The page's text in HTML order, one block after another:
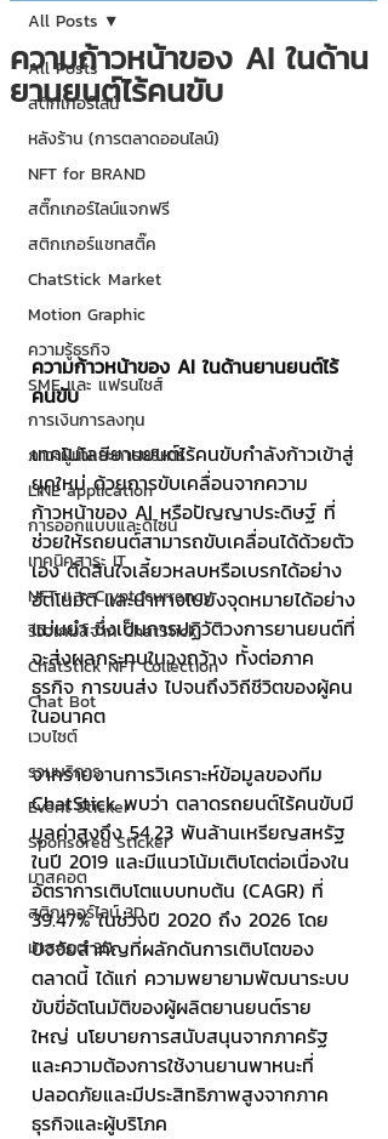
All Posts
สติกเกอร์ไลน์
หลังร้าน (การตลาดออนไลน์)
NFT for BRAND
สติ๊กเกอร์ไลน์แจกฟรี
สติกเกอร์แชทสติ๊ค
ChatStick Market
Motion Graphic
ความรู้ธุรกิจ
SME และ แฟรนไชส์
การเงินการลงทุน
ภาวะผู้นำและการบริหาร
LINE application
การออกแบบและดีไซน์
เทคนิคสาระ IT
NFT และ Cryptocurrency
รีวิวเกมส์จาก ChatStick
ChatStick NFT Collection
Chat Bot
เวบไซต์
รวมบริการ
Event Sticker
Sponsored Sticker
มาสคอต
สติกเกอร์ไลน์ 3D
มาสคอต 3D
All Posts
ความก้าวหน้าของ AI ในด้าน
ยานยนต์ไร้คนขับ
ความก้าวหน้าของ AI ในด้านยานยนต์ไร้
คนขับ
เทคโนโลยียานยนต์ไร้คนขับกำลังก้าวเข้าสู่
ยุคใหม่ ด้วยการขับเคลื่อนจากความ
ก้าวหน้าของ AI หรือปัญญาประดิษฐ์ ที่
ช่วยให้รถยนต์สามารถขับเคลื่อนได้ด้วยตัว
เอง ตัดสินใจเลี้ยวหลบหรือเบรกได้อย่าง
อัตโนมัติ และนำทางไปยังจุดหมายได้อย่าง
แม่นยำ ซึ่งเป็นการปฏิวัติวงการยานยนต์ที่
จะส่งผลกระทบในวงกว้าง ทั้งต่อภาค
ธุรกิจ การขนส่ง ไปจนถึงวิถีชีวิตของผู้คน
ในอนาคต
จากรายงานการวิเคราะห์ข้อมูลของทีม
ChatStick พบว่า ตลาดรถยนต์ไร้คนขับมี
มูลค่าสูงถึง 54.23 พันล้านเหรียญสหรัฐ
ในปี 2019 และมีแนวโน้มเติบโตต่อเนื่องใน
อัตราการเติบโตแบบทบต้น (CAGR) ที่
39.47% ในช่วงปี 2020 ถึง 2026 โดย
ปัจจัยสำคัญที่ผลักดันการเติบโตของ
ตลาดนี้ ได้แก่ ความพยายามพัฒนาระบบ
ขับขี่อัตโนมัติของผู้ผลิตยานยนต์ราย
ใหญ่ นโยบายการสนับสนุนจากภาครัฐ
และความต้องการใช้งานยานพาหนะที่
ปลอดภัยและมีประสิทธิภาพสูงจากภาค
ธุรกิจและผู้บริโภค